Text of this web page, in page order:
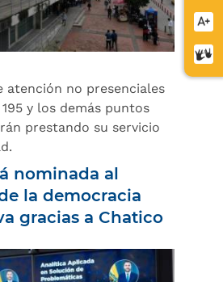
letra
letra
de
atención no presenciales
y los demás puntos
prestando su servicio
nominada al
la democracia
gracias a Chatico